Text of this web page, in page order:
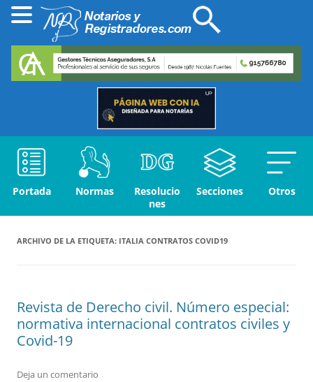
Portada Normas
Resolucio
nes
Secciones Otros
ARCHIVO DE LA ETIQUETA: ITALIA CONTRATOS COVID19
Revista de Derecho civil. Número especial:
normativa internacional contratos civiles y
Covid-19
Deja un comentario